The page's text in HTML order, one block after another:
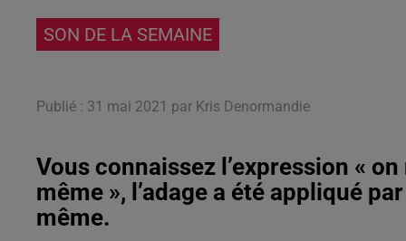
SON DE LA SEMAINE
Publié : 31 mai 2021 par Kris Denormandie
Vous connaissez l’expression «
même », l’adage a été appliqué
même.